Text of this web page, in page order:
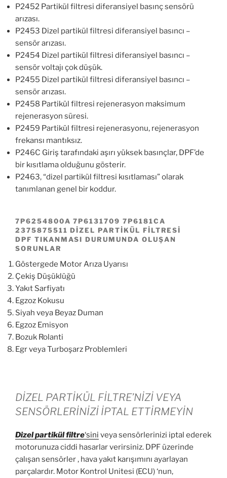
P2452 Partikül filtresi diferansiyel basınç sensörü
arızası.
P2453 Dizel partikül filtresi diferansiyel basıncı –
sensör arızası.
P2454 Dizel partikül filtresi diferansiyel basıncı –
sensör voltajı çok düşük.
P2455 Dizel partikül filtresi diferansiyel basıncı –
sensör arızası.
P2458 Partikül filtresi rejenerasyon maksimum
rejenerasyon süresi.
P2459 Partikül filtresi rejenerasyonu, rejenerasyon
frekansı mantıksız.
P246C Giriş tarafındaki aşırı yüksek basınçlar, DPF’de
bir kısıtlama olduğunu gösterir.
P2463, “dizel partikül filtresi kısıtlaması” olarak
tanımlanan genel bir koddur.
7P6254800A 7P6131709 7P6181CA
2375875511 DIZEL PARTIKÜL FILTRESI
DPF TIKANMASI DURUMUNDA OLUŞAN
SORUNLAR
Göstergede Motor Arıza Uyarısı
Çekiş Düşüklüğü
Yakıt Sarfiyatı
Egzoz Kokusu
Siyah veya Beyaz Duman
Egzoz Emisyon
Bozuk Rolanti
Egr veya Turboşarz Problemleri
DİZEL PARTİKÜL FİLTRE’NİZİ VEYA
SENSÖRLERİNİZİ İPTAL ETTİRMEYİN
Dizel partikülfiltre‘sini veya sensörlerinizi iptal ederek
motorunuza ciddi hasarlar verirsiniz. DPF üzerinde
çalışan sensörler , hava yakıt karışımını ayarlayan
parçalardır. Motor Kontrol Unitesi (ECU) ‘nun,